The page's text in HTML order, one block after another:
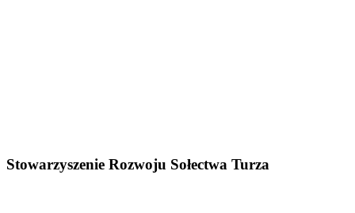
Stowarzyszenie Rozwoju Sołectwa Turza